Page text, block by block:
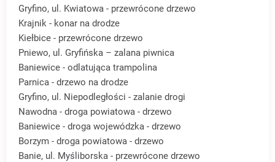
Gryfino, ul. Kwiatowa - przewrócone drzewo
Krajnik - konar na drodze
Kiełbice - przewrócone drzewo
Pniewo, ul. Gryfińska – zalana piwnica
Baniewice - odlatująca trampolina
Parnica - drzewo na drodze
Gryfino, ul. Niepodległości - zalanie drogi
Nawodna - droga powiatowa - drzewo
Baniewice - droga wojewódzka - drzewo
Borzym - droga powiatowa - drzewo
Banie, ul. Myśliborska - przewrócone drzewo